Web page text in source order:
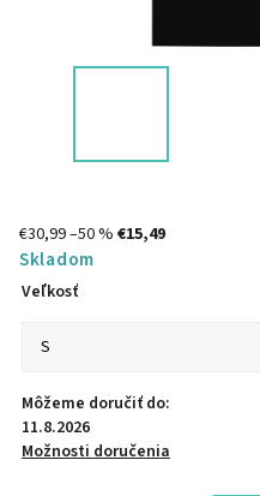
€30,99–50 % €15,49
Skladom
Veľkosť
Môžeme doručiť do:
11.8.2026
Možnosti doručenia